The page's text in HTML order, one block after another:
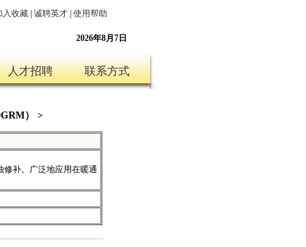
入收藏| 诚聘英才| 使用帮助
2026年8月7日
人才招聘 联系方式
） >
修补。广泛地应用在暖通